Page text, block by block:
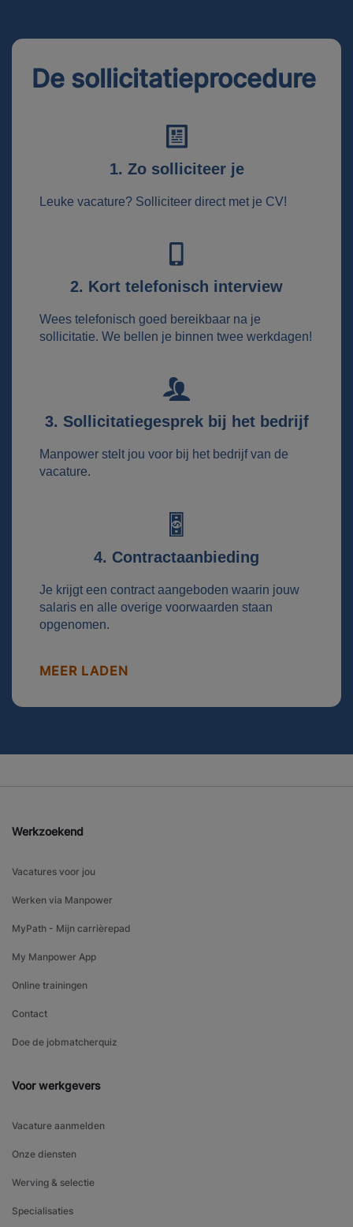
De sollicitatieprocedure
1. Zo solliciteer je
Leuke vacature? Solliciteer direct met je CV!
2. Kort telefonisch interview
Wees telefonisch goed bereikbaar na je
sollicitatie. We bellen je binnen twee werkdagen!
3. Sollicitatiegesprek bij het bedrijf
Manpower stelt jou voor bij het bedrijf van de
vacature.
4. Contractaanbieding
Je krijgt een contract aangeboden waarin jouw
salaris en alle overige voorwaarden staan
opgenomen.
MEER LADEN
Werkzoekend
Vacatures voor jou
Werken via Manpower
MyPath - Mijn carrièrepad
My Manpower App
Online trainingen
Contact
Doe de jobmatcherquiz
Voor werkgevers
Vacature aanmelden
Onze diensten
Werving & selectie
Specialisaties